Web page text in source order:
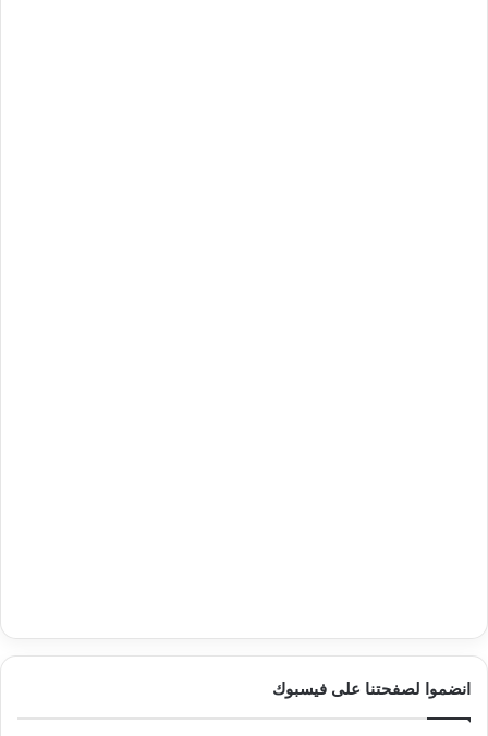
انضموا لصفحتنا على فيسبوك